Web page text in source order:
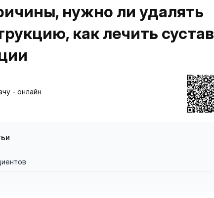
нужно ли удалять
как лечить сустав
- онлайн